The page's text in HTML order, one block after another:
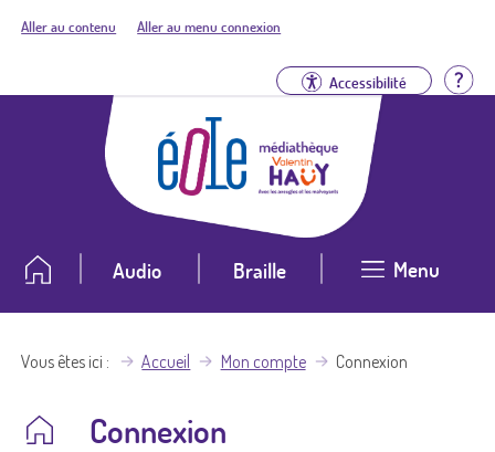
Aller au contenu Aller au menu connexion
Accessibilité
Audio Braille Menu
Vous êtes ici Accueil Mon compte Connexion
Connexion